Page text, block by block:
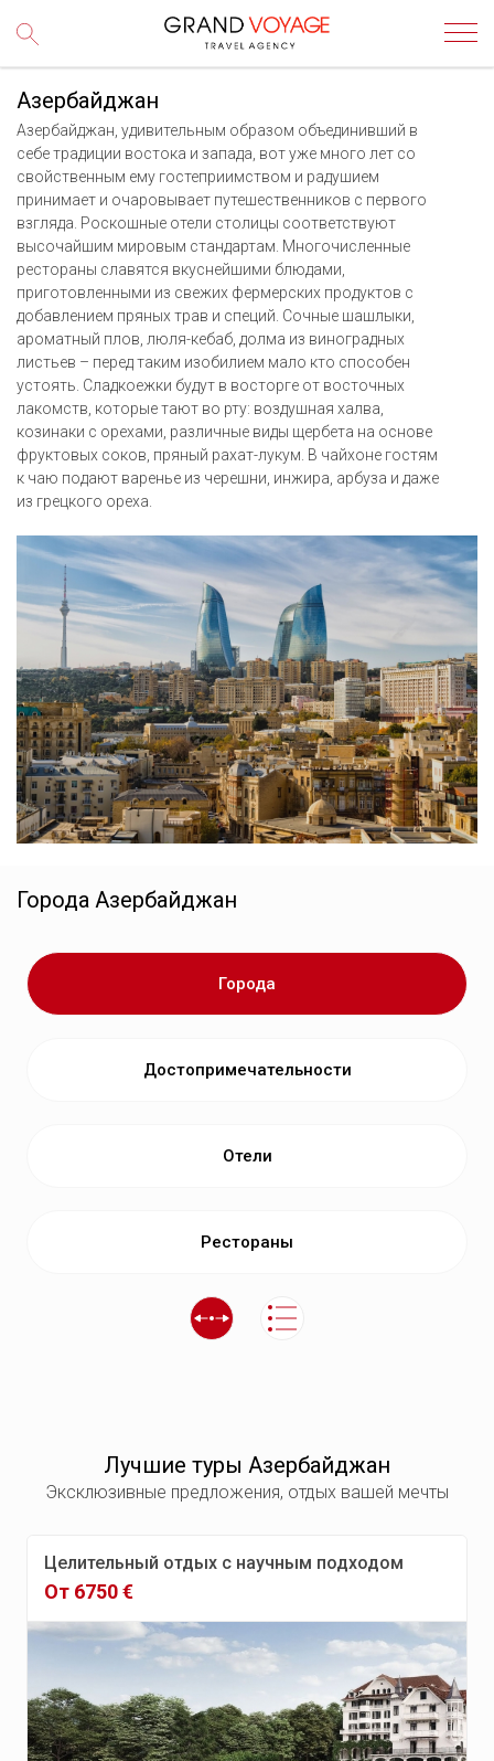
Азербайджан
Азербайджан, удивительным образом объединивший в
себе традиции востока и запада, вот уже много лет со
свойственным ему гостеприимством и радушием
принимает и очаровывает путешественников с первого
взгляда. Роскошные отели столицы соответствуют
высочайшим мировым стандартам. Многочисленные
рестораны славятся вкуснейшими блюдами,
приготовленными из свежих фермерских продуктов с
добавлением пряных трав и специй. Сочные шашлыки,
ароматный плов, люля-кебаб, долма из виноградных
листьев – перед таким изобилием мало кто способен
устоять. Сладкоежки будут в восторге от восточных
лакомств, которые тают во рту: воздушная халва,
козинаки с орехами, различные виды щербета на основе
фруктовых соков, пряный рахат-лукум. В чайхоне гостям
к чаю подают варенье из черешни, инжира, арбуза и даже
из грецкого ореха.
Города Азербайджан
Города
Достопримечательности
Отели
Рестораны
Лучшие туры Азербайджан
Эксклюзивные предложения, отдых вашей мечты
Целительный отдых с научным подходом
От 6750 €